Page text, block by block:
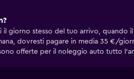
giorno stesso del tuo arrivo, quando
dovresti pagare in media 35 €/
offerte per il noleggio auto tutto